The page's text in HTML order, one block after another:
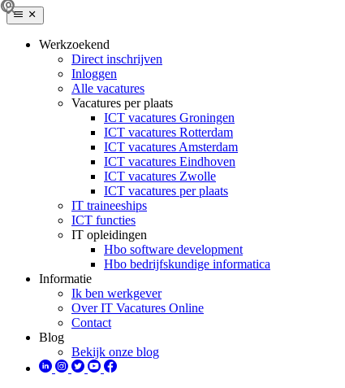
Werkzoekend
Direct inschrijven
Inloggen
Alle vacatures
Vacatures per plaats
ICT vacatures Groningen
ICT vacatures Rotterdam
ICT vacatures Amsterdam
ICT vacatures Eindhoven
ICT vacatures Zwolle
ICT vacatures per plaats
IT traineeships
ICT functies
IT opleidingen
Hbo software development
Hbo bedrijfskundige informatica
Informatie
Ik ben werkgever
Over IT Vacatures Online
Contact
Blog
Bekijk onze blog